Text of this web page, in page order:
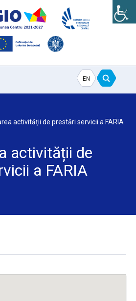
EN
activității de prestări servicii a FARIA
activității de
a FARIA